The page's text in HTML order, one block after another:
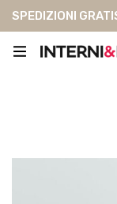
SPEDIZIONI